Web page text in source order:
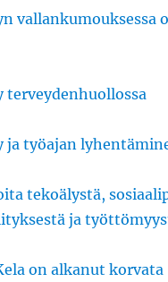
vallankumouksessa
terveydenhuollossa
ja työajan
tekoälystä,
ja
on alkanut korvata